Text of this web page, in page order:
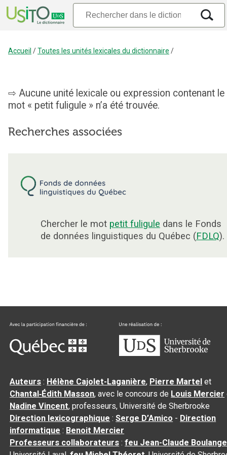
Accueil /Toutes les unités lexicales du dictionnaire /
Aucune unité lexicale ou expression contenant le
mot « petit fuligule » n’a été trouvée.
Recherches associées
Chercher le mot petit fuligule dans le Fonds
de données linguistiques du Québec (FDLQ).
Auteurs : Hélène Cajolet-Laganière, Pierre Martel et
Chantal‑Édith Masson, avec le concours de Louis Mercier
Nadine Vincent, professeurs, Université de Sherbrooke
Direction lexicographique :Serge D’Amico - Direction
informatique : Benoit Mercier
Professeurs collaborateurs :feu Jean-Claude